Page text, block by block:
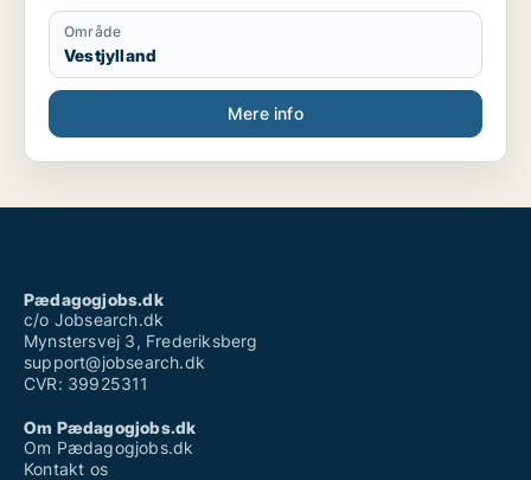
Område
Vestjylland
Mere info
Pædagogjobs.dk
c/o Jobsearch.dk
Mynstersvej 3, Frederiksberg
support@jobsearch.dk
CVR: 39925311
Om Pædagogjobs.dk
Om Pædagogjobs.dk
Kontakt os